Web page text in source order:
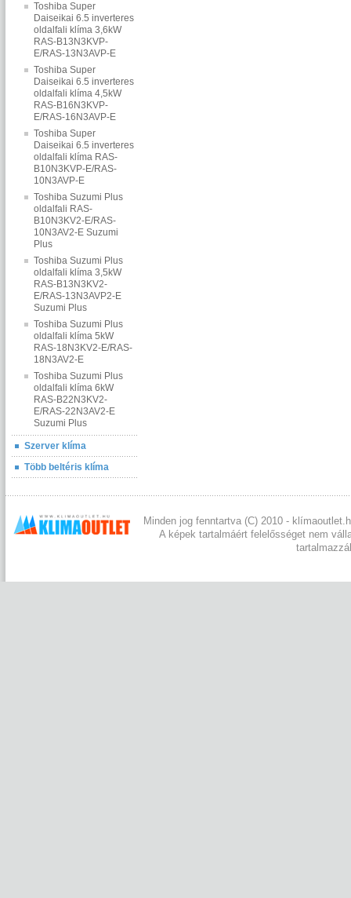
Toshiba Super
Daiseikai 6.5 inverteres
oldalfali klíma 3,6kW
RAS-B13N3KVP-
E/RAS-13N3AVP-E
Toshiba Super
Daiseikai 6.5 inverteres
oldalfali klíma 4,5kW
RAS-B16N3KVP-
E/RAS-16N3AVP-E
Toshiba Super
Daiseikai 6.5 inverteres
oldalfali klíma RAS-
B10N3KVP-E/RAS-
10N3AVP-E
Toshiba Suzumi Plus
oldalfali RAS-
B10N3KV2-E/RAS-
10N3AV2-E Suzumi
Plus
Toshiba Suzumi Plus
oldalfali klíma 3,5kW
RAS-B13N3KV2-
E/RAS-13N3AVP2-E
Suzumi Plus
Toshiba Suzumi Plus
oldalfali klíma 5kW
RAS-18N3KV2-E/RAS-
18N3AV2-E
Toshiba Suzumi Plus
oldalfali klíma 6kW
RAS-B22N3KV2-
E/RAS-22N3AV2-E
Suzumi Plus
Szerver klíma
Több beltéris klíma
Minden jog fenntartva (C) 2010 -
A képek tartalmáért felelősséget nem